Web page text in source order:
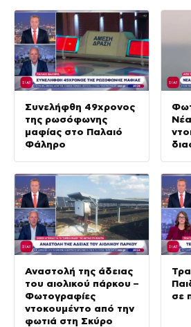
Συνελήφθη 49χρονος
της ρωσόφωνης
μαφίας στο Παλαιό
Φάληρο
Αναστολή της άδειας
του αιολικού πάρκου –
Φωτογραφίες
ντοκουμέντο από την
φωτιά στη Σκύρο
σε